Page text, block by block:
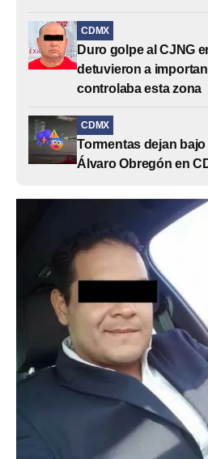
CDMX
Duro golpe al CJNG
detuvieron a
controlaba esta zona
CDMX
Tormentas dejan
Álvaro Obregón en